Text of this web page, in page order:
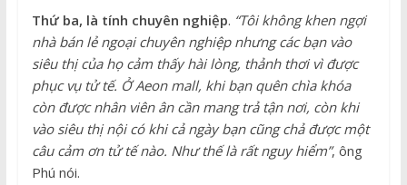
Thứ ba, là tính chuyên nghiệp. “Tôi không khen ngợi
nhà bán lẻ ngoại chuyên nghiệp nhưng các bạn vào
siêu thị của họ cảm thấy hài lòng, thảnh thơi vì được
phục vụ tử tế. Ở Aeon mall, khi bạn quên chìa khóa
còn được nhân viên ân cần mang trả tận nơi, còn khi
vào siêu thị nội có khi cả ngày bạn cũng chả được một
câu cảm ơn tử tế nào. Như thế là rất nguy hiểm”, ông
Phú nói.